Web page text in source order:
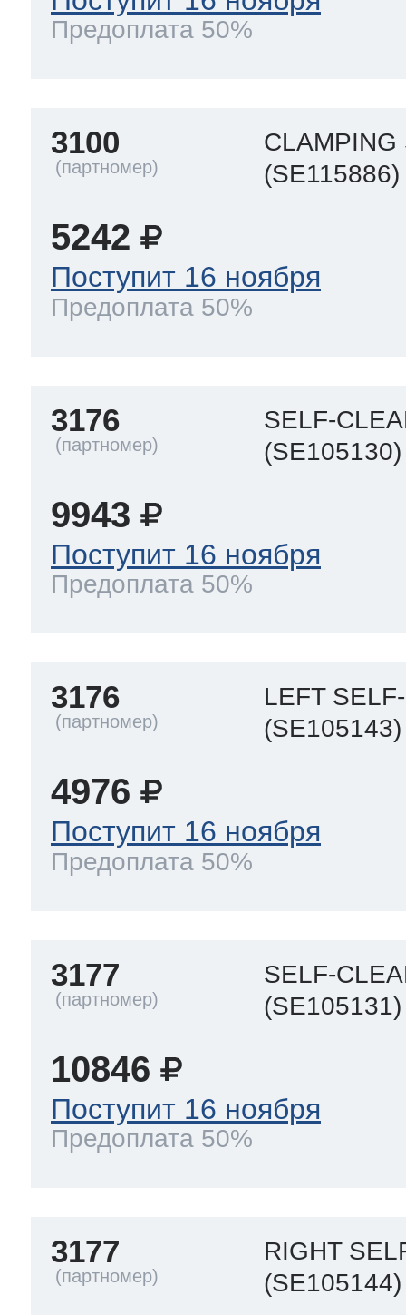
Предоплата 50%
3100
CLAMPING
(SE115886)
5242
Поступит 16 ноября
Предоплата 50%
3176
SELF-
(SE105130)
9943
Поступит 16 ноября
Предоплата 50%
3176
LEFT
(SE105143)
4976
Поступит 16 ноября
Предоплата 50%
3177
SELF-
(SE105131)
10846
Поступит 16 ноября
Предоплата 50%
3177
RIGHT
(SE105144)